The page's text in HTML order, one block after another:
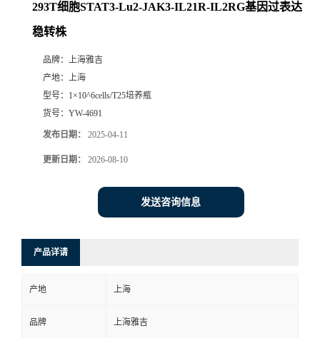
293T细胞STAT3-Lu2-JAK3-IL21R-IL2RG基因过表达
稳转株
品牌： 上海雅吉
产地： 上海
型号： 1×10^6cells/T25培养瓶
货号： YW-4691
发布日期： 2025-04-11
更新日期： 2026-08-10
发送咨询信息
产品详请
产地 上海
品牌 上海雅吉